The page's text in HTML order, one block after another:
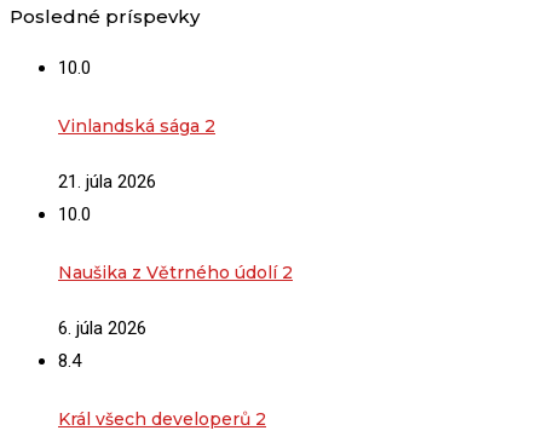
Posledné príspevky
10.0
Vinlandská sága 2
21. júla 2026
10.0
Naušika z Větrného údolí 2
6. júla 2026
8.4
Král všech developerů 2